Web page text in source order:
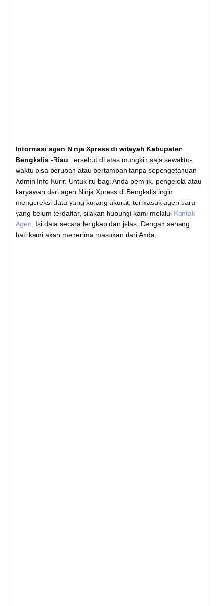
Informasi agen Ninja Xpress di wilayah Kabupaten
Bengkalis -Riau tersebut di atas mungkin saja sewaktu-
waktu bisa berubah atau bertambah tanpa sepengetahuan
Admin Info Kurir. Untuk itu bagi Anda pemilik, pengelola atau
karyawan dari agen Ninja Xpress di Bengkalis ingin
mengoreksi data yang kurang akurat, termasuk agen baru
yang belum terdaftar, silakan hubungi kami melalui Kontak
Agen . Isi data secara lengkap dan jelas. Dengan senang
hati kami akan menerima masukan dari Anda.